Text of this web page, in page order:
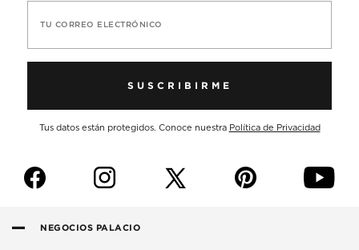
TU CORREO ELECTRÓNICO
SUSCRIBIRME
Tus datos están protegidos. Conoce nuestra Política de Privacidad
f i p y
NEGOCIOS PALACIO